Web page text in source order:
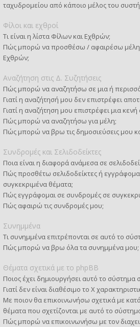
ταχυδρομείου από κάποιο μέλος του
Φίλοι και εχθροί
Τι είναι η λίστα Φίλων και Εχθρών;
Πώς μπορώ να προσθέσω / αφαιρέσω μέλη
Εχθρών;
Αναζήτηση στις Δ. Συζητήσεις
Πώς μπορώ να αναζητήσω σε μια ή
Γιατί η αναζήτησή μου δεν επιστρέφει
Γιατί η αναζήτηση μου επιστρέφει μια κενή
Πώς μπορώ να αναζητήσω για μέλη;
Πώς μπορώ να βρω τις δημοσιεύσεις μου
Συνδρομές και Σελιδοδείκτες
Ποια είναι η διαφορά ανάμεσα σε
Πώς προσθέτω σελιδοδείκτες ή
συγκεκριμένα θέματα;
Πώς εγγράφομαι σε συνδρομές σε
Πώς αφαιρώ τις συνδρομές μου;
Συνημμένα
Τι συνημμένα επιτρέπονται σε αυτό το
Πώς μπορώ να βρω όλα τα συνημμένα μου;
Θέματα σχετικά με το phpBB
Ποιος έχει δημιουργήσει αυτό το σύστημα
Γιατί δεν είναι διαθέσιμο το Χ
Με ποιον θα επικοινωνήσω σχετικά με
θέματα που σχετίζονται με αυτό το
Πώς μπορώ να επικοινωνήσω με τον